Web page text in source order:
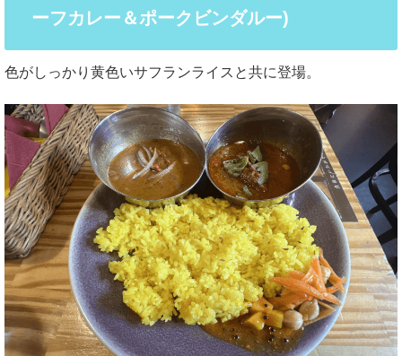
ーフカレー＆ポークビンダルー)
色がしっかり黄色いサフランライスと共に登場。